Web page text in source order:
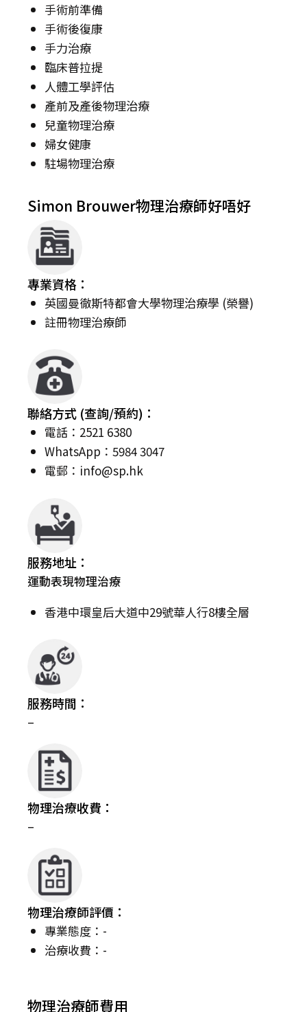
手術前準備
手術後復康
手力治療
臨床普拉提
人體工學評估
產前及產後物理治療
兒童物理治療
婦女健康
駐場物理治療
Simon Brouwer物理治療師好唔好
專業資格：
英國曼徹斯特都會大學物理治療學 (榮譽)
註冊物理治療師
聯絡方式 (查詢/預約)：
電話：2521 6380
WhatsApp：5984 3047
電郵： info@sp.hk
服務地址：
運動表現物理治療
香港中環皇后大道中29號華人行8樓全層
服務時間：
–
物理治療收費：
–
物理治療師評價：
專業態度：-
治療收費：-
物理治療師費用